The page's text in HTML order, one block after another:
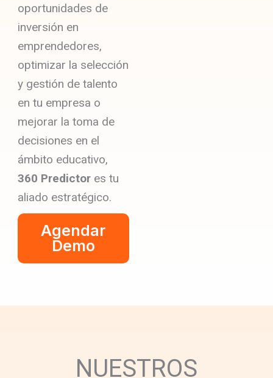
oportunidades de
inversión en
emprendedores,
optimizar la selección
y gestión de talento
en tu empresa o
mejorar la toma de
decisiones en el
ámbito educativo,
360 Predictor es tu
aliado estratégico.
Agendar
Demo
NUESTROS